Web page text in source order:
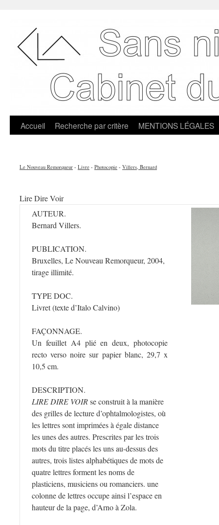
Accueil Recherche par critère MENTIONS LÉGALES
Le Nouveau Remorqueur - Livre - Photocopie - Villers, Bernard
Lire Dire Voir
AUTEUR.
Bernard Villers.
PUBLICATION.
Bruxelles, Le Nouveau Remorqueur, 2004,
tirage illimité.
TYPE DOC.
Livret (texte d’Italo Calvino)
FAÇONNAGE.
Un feuillet A4 plié en deux, photocopie
recto verso noire sur papier blanc, 29,7 x
10,5 cm.
DESCRIPTION.
LIRE DIRE VOIRse construit à la manière
des grilles de lecture d’ophtalmologistes, où
les lettres sont imprimées à égale distance
les unes des autres. Prescrites par les trois
mots du titre placés les uns au-dessus des
autres, trois listes alphabétiques de mots de
quatre lettres forment les noms de
plasticiens, musiciens ou romanciers. une
colonne de lettres occupe ainsi l’espace en
hauteur de la page, d’Arno à Zola.